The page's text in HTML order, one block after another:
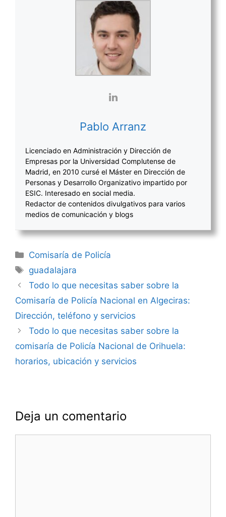
Pablo Arranz
Licenciado en Administración y Dirección de
Empresas por la Universidad Complutense de
Madrid, en 2010 cursé el Máster en Dirección de
Personas y Desarrollo Organizativo impartido por
ESIC. Interesado en social media.
Redactor de contenidos divulgativos para varios
medios de comunicación y blogs
Categorías
Comisaría de Policía
Etiquetas
guadalajara
Navegación
de
Todo lo que necesitas saber sobre la
Comisaría de Policía Nacional en Algeciras:
Dirección, teléfono y servicios
Todo lo que necesitas saber sobre la
comisaría de Policía Nacional de Orihuela:
horarios, ubicación y servicios
Deja un comentario